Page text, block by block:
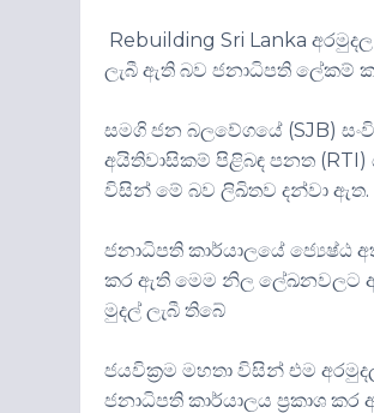
Rebuilding Sri Lanka
ලැබී ඇති බව ජනාධිපති ලේකම්
සමගි ජන බලවේගයේ (SJB)
අයිතිවාසිකම් පිළිබඳ පනත
විසින් මේ බව ලිඛිතව දන්වා ඇත.
ජනාධිපති කාර්යාලයේ
කර ඇති මෙම නිල ලේඛනවලට
මුදල් ලැබී තිබේ
ජයවික්‍රම මහතා විසින් එම
ජනාධිපති කාර්යාලය ප්‍රකාශ